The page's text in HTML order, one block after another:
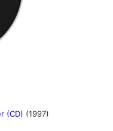
(CD) (1997)